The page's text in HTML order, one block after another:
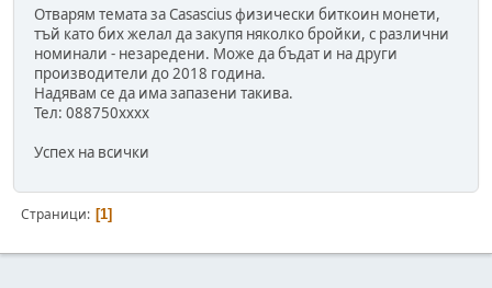
Отварям темата за Casascius физически биткоин монети,
тъй като бих желал да закупя няколко бройки, с различни
номинали - незаредени. Може да бъдат и на други
производители до 2018 година.
Надявам се да има запазени такива.
Тел: 088750xxxx
Успех на всички
Страници 1